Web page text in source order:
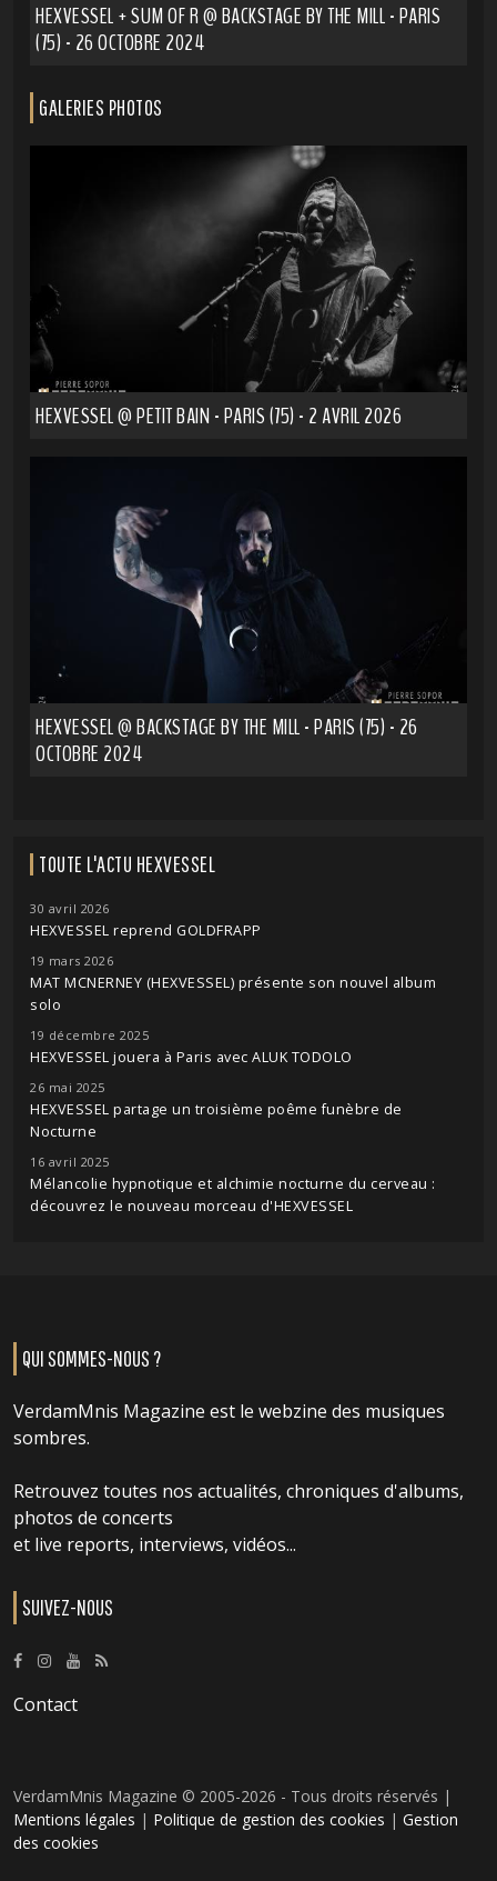
HEXVESSEL + SUM OF R @ BACKSTAGE BY THE MILL - PARIS
(75) - 26 OCTOBRE 2024
GALERIES PHOTOS
HEXVESSEL @ PETIT BAIN - PARIS (75) - 2 AVRIL 2026
HEXVESSEL @ BACKSTAGE BY THE MILL - PARIS (75) - 26
OCTOBRE 2024
TOUTE L'ACTU HEXVESSEL
30 avril 2026
HEXVESSEL reprend GOLDFRAPP
19 mars 2026
MAT MCNERNEY (HEXVESSEL) présente son nouvel album
solo
19 décembre 2025
HEXVESSEL jouera à Paris avec ALUK TODOLO
26 mai 2025
HEXVESSEL partage un troisième poême funèbre de
Nocturne
16 avril 2025
Mélancolie hypnotique et alchimie nocturne du cerveau :
découvrez le nouveau morceau d'HEXVESSEL
QUI SOMMES-NOUS ?
VerdamMnis Magazine est le webzine des musiques
sombres.
Retrouvez toutes nos actualités, chroniques d'albums,
photos de concerts
et live reports, interviews, vidéos...
SUIVEZ-NOUS
Contact
VerdamMnis Magazine © 2005-2026 - Tous droits réservés |
Mentions légales | Politique de gestion des cookies | Gestion
des cookies